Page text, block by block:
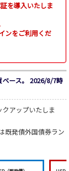
を導入いたしま
ンをご利用くだ
ベース。 2026/8/7時
アップいたしま
既発債外国債券ラン